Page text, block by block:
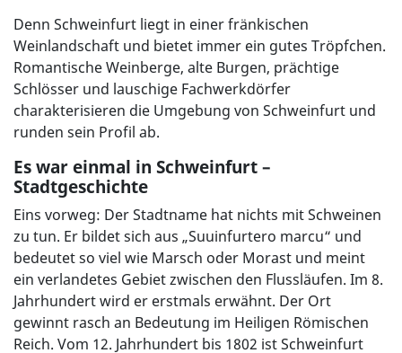
Denn Schweinfurt liegt in einer fränkischen
Weinlandschaft und bietet immer ein gutes Tröpfchen.
Romantische Weinberge, alte Burgen, prächtige
Schlösser und lauschige Fachwerkdörfer
charakterisieren die Umgebung von Schweinfurt und
runden sein Profil ab.
Es war einmal in Schweinfurt –
Stadtgeschichte
Eins vorweg: Der Stadtname hat nichts mit Schweinen
zu tun. Er bildet sich aus „Suuinfurtero marcu“ und
bedeutet so viel wie Marsch oder Morast und meint
ein verlandetes Gebiet zwischen den Flussläufen. Im 8.
Jahrhundert wird er erstmals erwähnt. Der Ort
gewinnt rasch an Bedeutung im Heiligen Römischen
Reich. Vom 12. Jahrhundert bis 1802 ist Schweinfurt